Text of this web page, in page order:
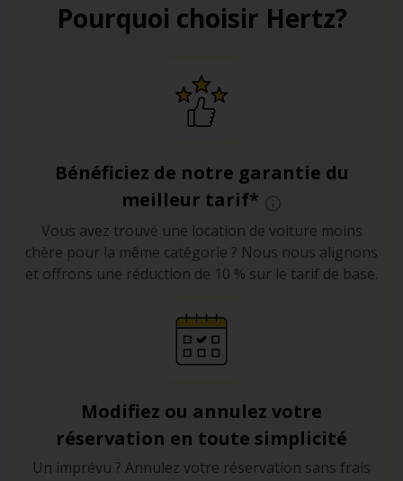
Pourquoi choisir Hertz?
Bénéficiez de notre garantie du
meilleur tarif*
Vous avez trouvé une location de voiture moins
chère pour la même catégorie ? Nous nous alignons
et offrons une réduction de 10 % sur le tarif de base.
Modifiez ou annulez votre
réservation en toute simplicité
Un imprévu ? Annulez votre réservation sans frais